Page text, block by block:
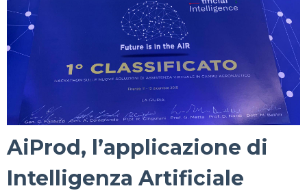
AiProd, l’applicazione di
Intelligenza Artificiale